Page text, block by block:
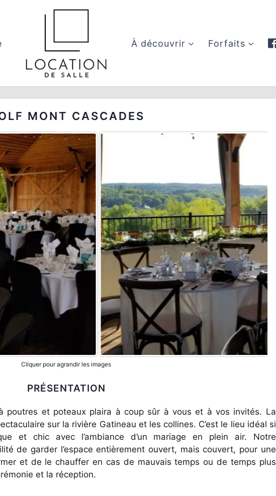
À découvrir Forfaits
MONT CASCADES
Cliquer pour agrandir les images
PRÉSENTATION
poutres et poteaux plaira à coup sûr à vous et à vos invités. La
sur la rivière Gatineau et les collines. C’est le lieu idéal si
et chic avec l’ambiance d’un mariage en plein air. Notre
de garder l’espace entièrement ouvert, mais couvert, pour une
et de le chauffer en cas de mauvais temps ou de temps plus
et la réception.